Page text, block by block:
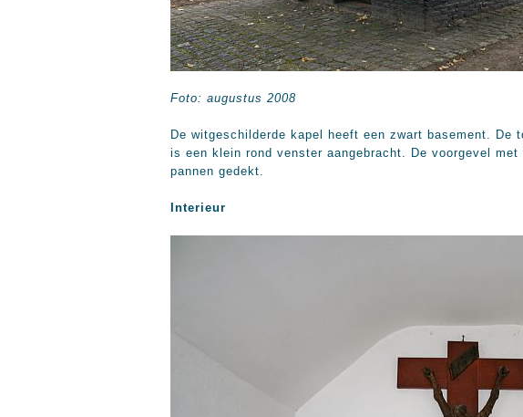
Foto: augustus 2008
De witgeschilderde kapel heeft een zwart basement.
is een klein rond venster aangebracht. De voorgevel
pannen gedekt.
Interieur